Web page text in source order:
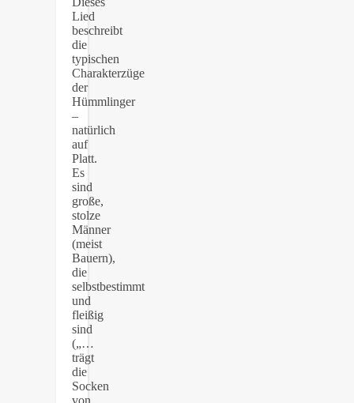
Lied
beschreibt
die
typischen
Charakterzüge
der
Hümmlinger
–
natürlich
auf
Platt.
Es
sind
große,
stolze
Männer
(meist
Bauern),
die
selbstbestimmt
und
fleißig
sind
(„…
trägt
die
Socken
von